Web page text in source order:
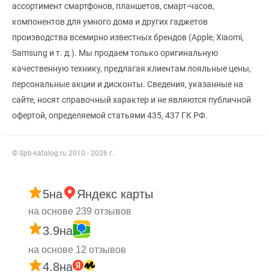
ассортимент смартфонов, планшетов, смарт-часов,
компонентов для умного дома и других гаджетов
производства всемирно известных брендов (Apple, Xiaomi,
Samsung и т. д.). Мы продаем только оригинальную
качественную технику, предлагая клиентам лояльные цены,
персональные акции и дисконты. Сведения, указанные на
сайте, носят справочный характер и не являются публичной
офертой, определяемой статьями 435, 437 ГК РФ.
© Spb-katalog.ru 2010 - 2026 г.
5на Яндекс карты
на основе 239 отзывов
3.9на
на основе 12 отзывов
4.8на